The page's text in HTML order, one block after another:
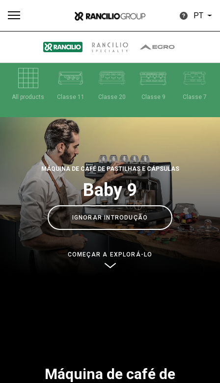
PT
All products Classe 11 Classe 20 Classe 9 Classe 7
MÁQUINA DE CAFÉ DE PASTILHAS E CÁPSULAS
Baby 9
IGNORAR INTRODUÇÃO
COMEÇAR A EXPLORÁ-LO
Máquina de café de
Todos Produtos Notícias Descarregar Mais
Our brands
Group
Notícias
Connect